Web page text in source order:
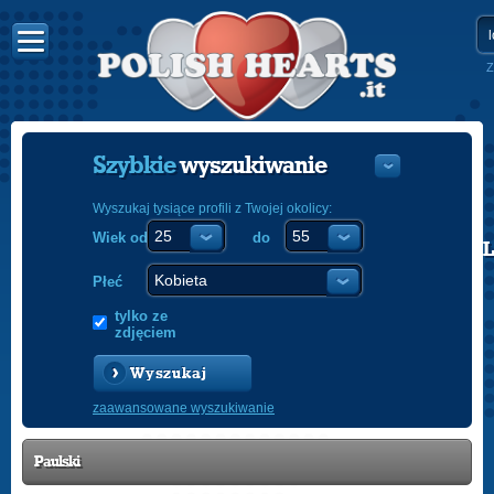
POLISH
Szybkiewyszukiwanie
Wyszukaj tysiące profili z Twojej okolicy:
Wiek od do
Płeć
tylko ze
zdjęciem
Wyszukaj
zaawansowane wyszukiwanie
Paulski